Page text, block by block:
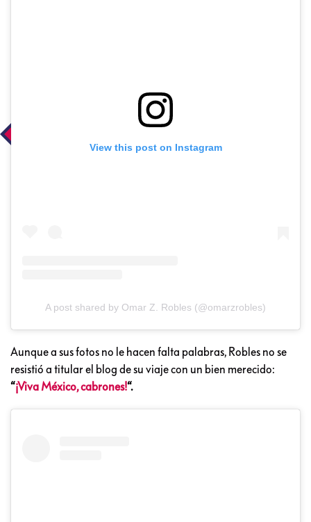
View this post on Instagram
A post shared by Omar Z. Robles (@omarzrobles)
Aunque a sus fotos no le hacen falta palabras, Robles no se
resistió a titular el blog de su viaje con un bien merecido:
“¡Viva México, cabrones!“.